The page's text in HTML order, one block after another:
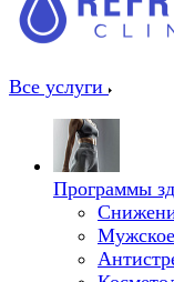
Все услуги
Программы